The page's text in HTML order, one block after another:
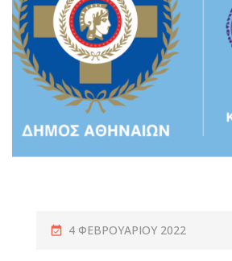
4 ΦΕΒΡΟΥΑΡΊΟΥ 2022